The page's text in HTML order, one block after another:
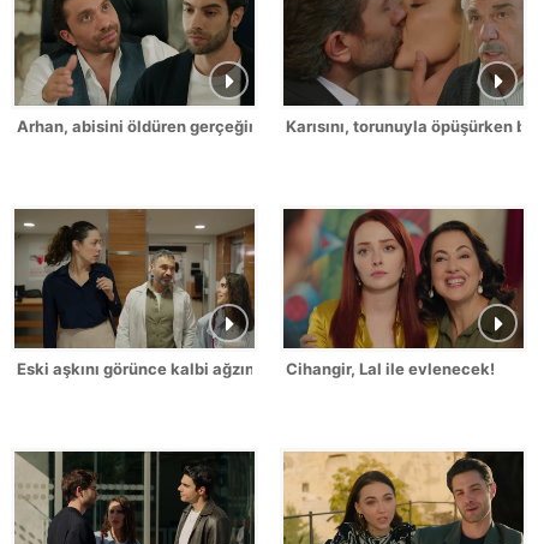
Arhan, abisini öldüren gerçeğin peşine düştü!Karısını, torunuyla öpüşürken
Eski aşkını görünce kalbi ağzına geldi!Cihangir, Lal ile evlenecek!